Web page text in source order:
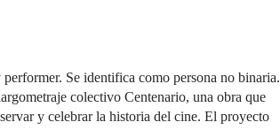
Se identifica como persona no binaria.
colectivo Centenario, una obra que
y celebrar la historia del cine. El proyecto